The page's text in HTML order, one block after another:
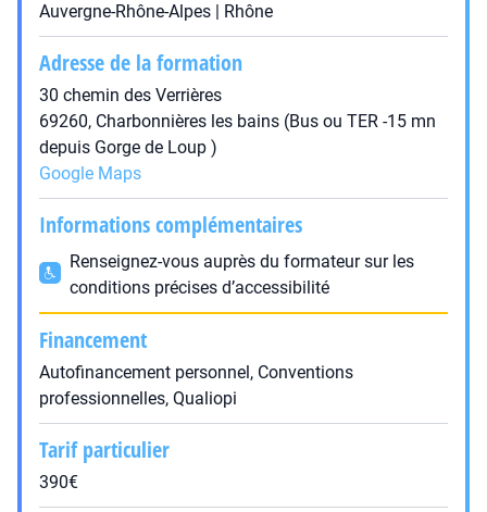
Auvergne-Rhône-Alpes | Rhône
Adresse de la formation
30 chemin des Verrières
69260, Charbonnières les bains (Bus ou TER -15 mn
depuis Gorge de Loup )
Google Maps
Informations complémentaires
Renseignez-vous auprès du formateur sur les
conditions précises d’accessibilité
Financement
Autofinancement personnel, Conventions
professionnelles, Qualiopi
Tarif particulier
390€